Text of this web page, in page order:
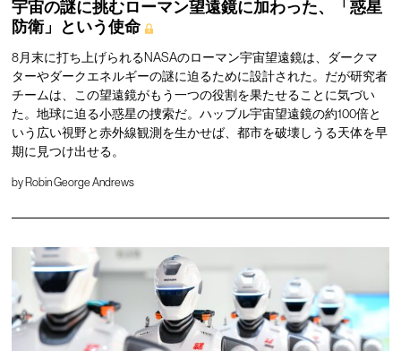
宇宙の謎に挑むローマン望遠鏡に加わった、「惑星
防衛」という使命
8月末に打ち上げられるNASAのローマン宇宙望遠鏡は、ダークマ
ターやダークエネルギーの謎に迫るために設計された。だが研究者
チームは、この望遠鏡がもう一つの役割を果たせることに気づい
た。地球に迫る小惑星の捜索だ。ハッブル宇宙望遠鏡の約100倍と
いう広い視野と赤外線観測を生かせば、都市を破壊しうる天体を早
期に見つけ出せる。
by Robin George Andrews